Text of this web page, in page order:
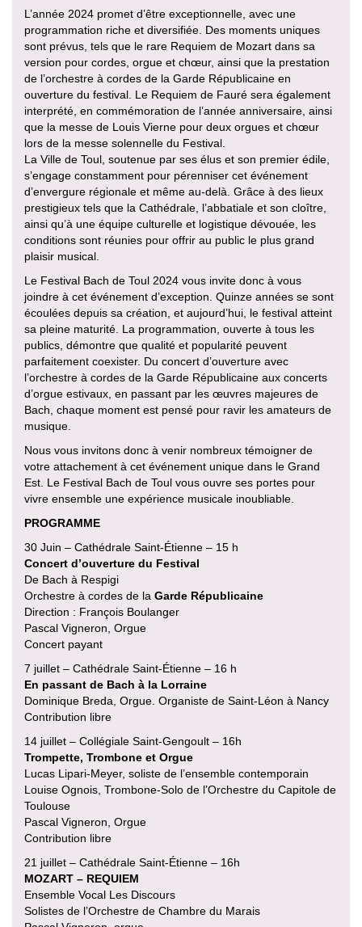
L’année 2024 promet d’être exceptionnelle, avec une
programmation riche et diversifiée. Des moments uniques
sont prévus, tels que le rare Requiem de Mozart dans sa
version pour cordes, orgue et chœur, ainsi que la prestation
de l’orchestre à cordes de la Garde Républicaine en
ouverture du festival. Le Requiem de Fauré sera également
interprété, en commémoration de l’année anniversaire, ainsi
que la messe de Louis Vierne pour deux orgues et chœur
lors de la messe solennelle du Festival.
La Ville de Toul, soutenue par ses élus et son premier édile,
s’engage constamment pour pérenniser cet événement
d’envergure régionale et même au-delà. Grâce à des lieux
prestigieux tels que la Cathédrale, l’abbatiale et son cloître,
ainsi qu’à une équipe culturelle et logistique dévouée, les
conditions sont réunies pour offrir au public le plus grand
plaisir musical.
Le Festival Bach de Toul 2024 vous invite donc à vous
joindre à cet événement d’exception. Quinze années se sont
écoulées depuis sa création, et aujourd’hui, le festival atteint
sa pleine maturité. La programmation, ouverte à tous les
publics, démontre que qualité et popularité peuvent
parfaitement coexister. Du concert d’ouverture avec
l’orchestre à cordes de la Garde Républicaine aux concerts
d’orgue estivaux, en passant par les œuvres majeures de
Bach, chaque moment est pensé pour ravir les amateurs de
musique.
Nous vous invitons donc à venir nombreux témoigner de
votre attachement à cet événement unique dans le Grand
Est. Le Festival Bach de Toul vous ouvre ses portes pour
vivre ensemble une expérience musicale inoubliable.
PROGRAMME
30 Juin – Cathédrale Saint-Étienne – 15 h
Concert d’ouverture du Festival
De Bach à Respigi
Orchestre à cordes de la Garde Républicaine
Direction : François Boulanger
Pascal Vigneron, Orgue
Concert payant
7 juillet – Cathédrale Saint-Étienne – 16 h
En passant de Bach à la Lorraine
Dominique Breda, Orgue. Organiste de Saint-Léon à Nancy
Contribution libre
14 juillet – Collégiale Saint-Gengoult – 16h
Trompette, Trombone et Orgue
Lucas Lipari-Meyer, soliste de l’ensemble contemporain
Louise Ognois, Trombone-Solo de l’Orchestre du Capitole de
Toulouse
Pascal Vigneron, Orgue
Contribution libre
21 juillet – Cathédrale Saint-Étienne – 16h
MOZART – REQUIEM
Ensemble Vocal Les Discours
Solistes de l’Orchestre de Chambre du Marais